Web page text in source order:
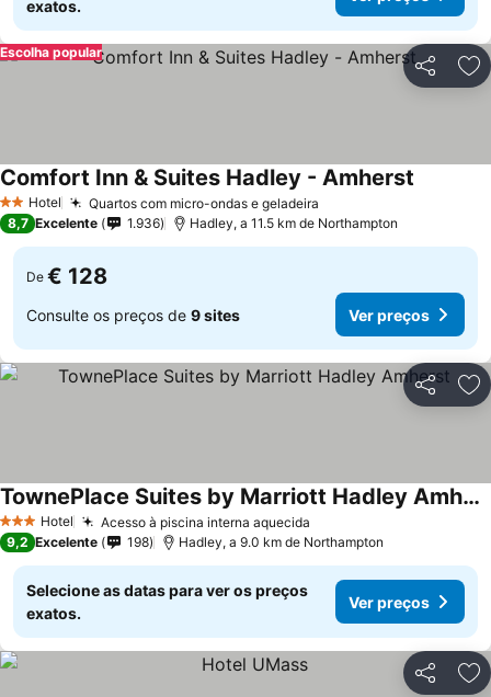
exatos.
Partilhar
Escolha popular
2 Estrelas
Hotel Quartos com micro-ondas e geladeira
Comfort Inn & Suites Hadley - Amherst
8,7 Excelente 1.936 Hadley, a 11.5 km de Northampton
De € 128
Consulte os preços de 9 sites Ver preços
Partilhar
3 EstrelasHotel Acesso à piscina interna aquecida
TownePlace Suites by Marriott Hadley Amherst
Ver preços
9,2 Excelente 198 Hadley, a 9.0 km de Northampton
Selecione as datas para ver os preços
exatos.
Ver preços
Partilhar